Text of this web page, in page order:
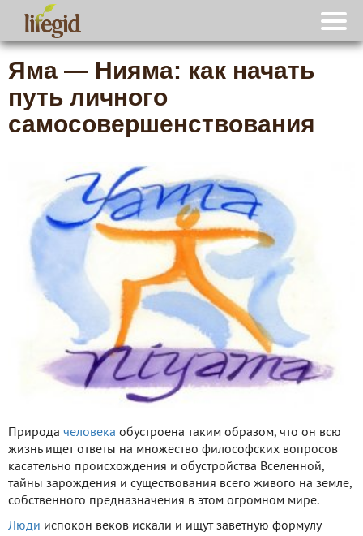
Яма — Нияма: как начать
путь личного
самосовершенствования
Природа человека обустроена таким образом, что он всю
жизнь ищет ответы на множество философских вопросов
касательно происхождения и обустройства Вселенной,
тайны зарождения и существования всего живого на земле,
собственного предназначения в этом огромном мире.
Люди испокон веков искали и ищут заветную формулу